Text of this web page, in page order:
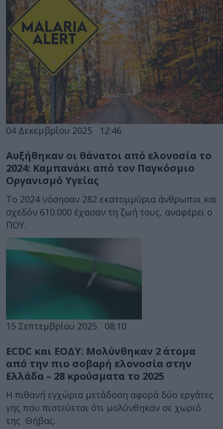
04 Δεκεμβρίου 2025 12:46
Αυξήθηκαν οι θάνατοι από ελονοσία το
2024: Καμπανάκι από τον Παγκόσμιο
Οργανισμό Υγείας
Το 2024 νόσησαν 282 εκατομμύρια άνθρωποι και
σχεδόν 610.000 έχασαν τη ζωή τους, αναφέρει ο
ΠΟΥ.
15 Σεπτεμβρίου 2025 08:10
ECDC και ΕΟΔΥ: Μολύνθηκαν 2 άτομα
από την πιο σοβαρή ελονοσία στην
Ελλάδα – 28 κρούσματα το 2025
Η πιθανή εγχώρια μετάδοση αφορά δύο εργάτες
γης που πιστεύεται ότι μολύνθηκαν σε χωριό
της Θήβας.